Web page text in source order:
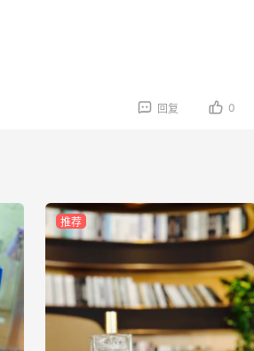
回复 0
推荐
08月05日 3
【黑五海淘攻略】Bobbi Brown黑五
2026海淘折扣预测！